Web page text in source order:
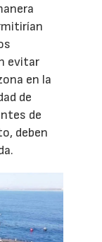
evitar
en la
de
de
deben